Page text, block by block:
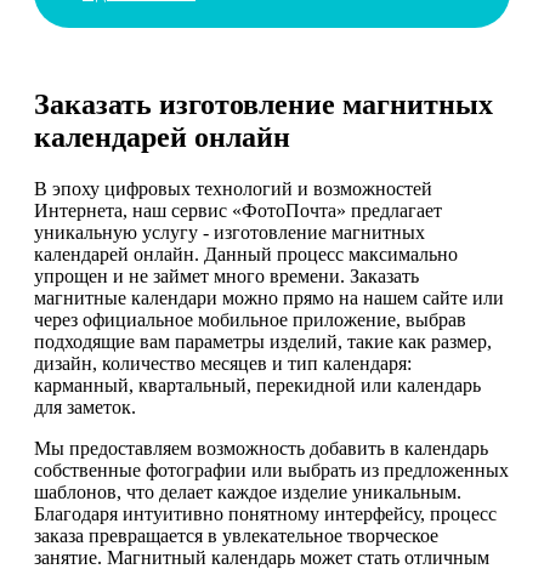
Заказать изготовление магнитных
календарей онлайн
В эпоху цифровых технологий и возможностей
Интернета, наш сервис «ФотоПочта» предлагает
уникальную услугу - изготовление магнитных
календарей онлайн. Данный процесс максимально
упрощен и не займет много времени. Заказать
магнитные календари можно прямо на нашем сайте или
через официальное мобильное приложение, выбрав
подходящие вам параметры изделий, такие как размер,
дизайн, количество месяцев и тип календаря:
карманный, квартальный, перекидной или календарь
для заметок.
Мы предоставляем возможность добавить в календарь
собственные фотографии или выбрать из предложенных
шаблонов, что делает каждое изделие уникальным.
Благодаря интуитивно понятному интерфейсу, процесс
заказа превращается в увлекательное творческое
занятие. Магнитный календарь может стать отличным